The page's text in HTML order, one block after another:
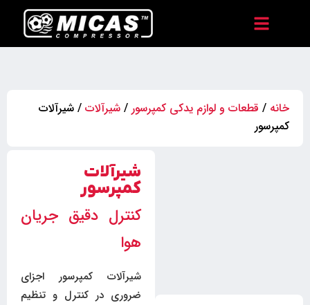
خانه / قطعات و لوازم یدکی کمپرسور / شیرآلات / شیرآلات
کمپرسور
شیرآلات
کمپرسور
کنترل دقیق جریان
هوا
شیرآلات کمپرسور اجزای
ضروری در کنترل و تنظیم